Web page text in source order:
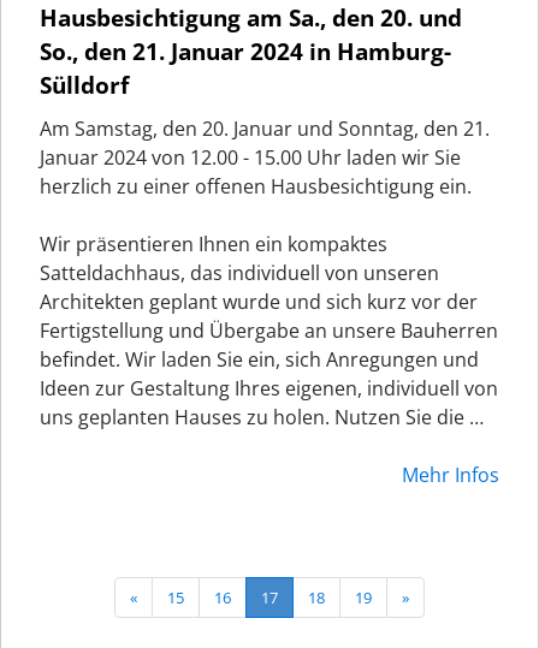
Hausbesichtigung am Sa., den 20. und
So., den 21. Januar 2024 in Hamburg-
Sülldorf
Am Samstag, den 20. Januar und Sonntag, den 21.
Januar 2024 von 12.00 - 15.00 Uhr laden wir Sie
herzlich zu einer offenen Hausbesichtigung ein.
Wir präsentieren Ihnen ein kompaktes
Satteldachhaus, das individuell von unseren
Architekten geplant wurde und sich kurz vor der
Fertigstellung und Übergabe an unsere Bauherren
befindet. Wir laden Sie ein, sich Anregungen und
Ideen zur Gestaltung Ihres eigenen, individuell von
uns geplanten Hauses zu holen. Nutzen Sie die …
Mehr Infos
« 15 16 17 18 19 »